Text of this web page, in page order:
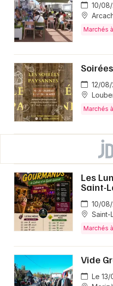
10/
Marchés
12/
Marchés
Les
Saint-
10/
Saint-
Marchés
Vide
Le